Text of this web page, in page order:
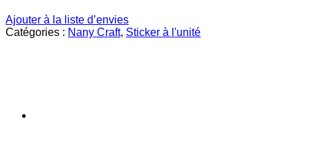
Ajouter à la liste d’envies
Catégories : Nany Craft, Sticker à l'unité